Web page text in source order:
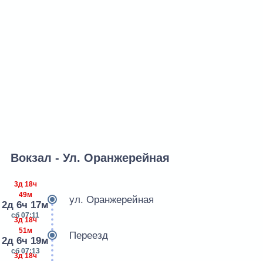
Вокзал - Ул. Оранжерейная
3д 18ч
49м
2д 6ч 17м
сб 07:11
ул. Оранжерейная
3д 18ч
51м
2д 6ч 19м
сб 07:13
Переезд
3д 18ч